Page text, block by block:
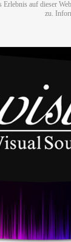
Erlebnis auf dieser
zu.